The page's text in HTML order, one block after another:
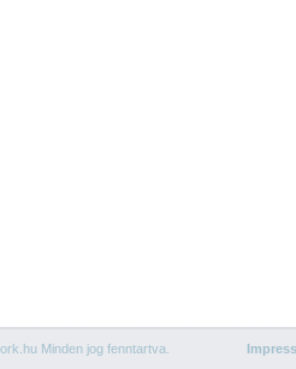
Minden jog fenntartva.